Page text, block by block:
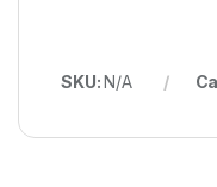
SKU:N/A